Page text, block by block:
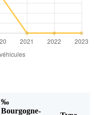
‰
Bourgogne-